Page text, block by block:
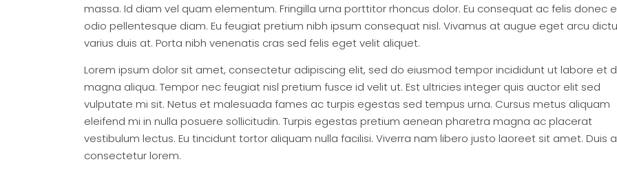
massa. Id diam vel quam elementum. Fringilla urna porttitor rhoncus dolor. Eu consequat ac felis donec
odio pellentesque diam. Eu feugiat pretium nibh ipsum consequat nisl. Vivamus at augue eget arcu
varius duis at. Porta nibh venenatis cras sed felis eget velit aliquet.
Lorem ipsum dolor sit amet, consectetur adipiscing elit, sed do eiusmod tempor incididunt ut labore et
magna aliqua. Tempor nec feugiat nisl pretium fusce id velit ut. Est ultricies integer quis auctor elit sed
vulputate mi sit. Netus et malesuada fames ac turpis egestas sed tempus urna. Cursus metus aliquam
eleifend mi in nulla posuere sollicitudin. Turpis egestas pretium aenean pharetra magna ac placerat
vestibulum lectus. Eu tincidunt tortor aliquam nulla facilisi. Viverra nam libero justo laoreet sit amet. Duis
consectetur lorem.